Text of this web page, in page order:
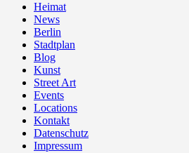
Heimat
News
Berlin
Stadtplan
Blog
Kunst
Street Art
Events
Locations
Kontakt
Datenschutz
Impressum